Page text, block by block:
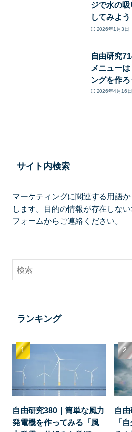
ジで水の
してみよう
2026年1月3日
自由研究
メニュー
ングを作ろ
2026年4月16日
サイト内検索
マーケティングに関連する用語
します。目的の情報が存在しな
フォームからご連絡ください。
ランキング
自由研究380｜簡単な風力
発電機を作ってみる「風
自
「